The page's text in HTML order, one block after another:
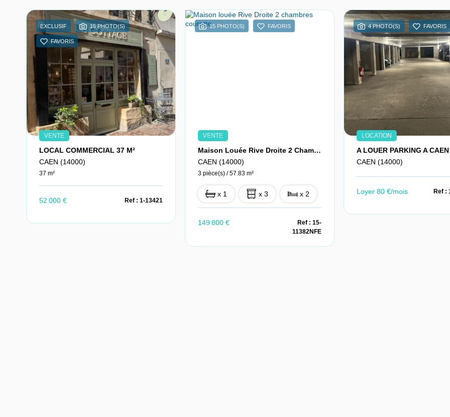
EXCLUSIF 15 PHOTO(S)
FAVORIS
VENTE
LOCAL COMMERCIAL 37 M²
CAEN (14000)
37 m²
52 000 € Ref : 1-13421
15 PHOTO(S) FAVORIS
VENTE
Maison Louée Rive Droite 2 Chambres Courette
CAEN (14000)
3 pièce(s) / 57.83 m²
x 1 x 3 x 2
149 800 €
Ref : 15-
11382NFE
4 PHOTO(S) FAVORIS
LOCATION
A LOUER PARKING A CAEN
CAEN (14000)
Loyer 80 €/mois Ref :